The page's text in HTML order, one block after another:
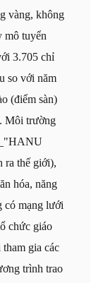
vàng, không
mô tuyển
3.705 chỉ
so với năm
(điểm sàn)
Môi trường
ra thế giới),
hóa, năng
có mạng lưới
chức giáo
gia các
trình trao